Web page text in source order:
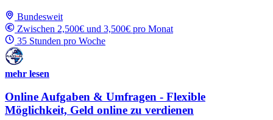
Bundesweit
Zwischen 2,500€ und 3,500€ pro Monat
35 Stunden pro Woche
mehr lesen
Online Aufgaben & Umfragen - Flexible
Möglichkeit, Geld online zu verdienen